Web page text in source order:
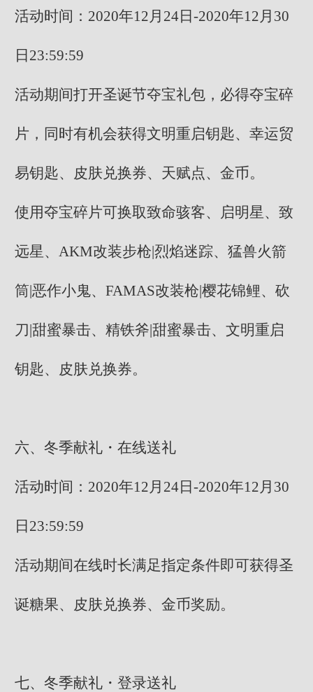
活动时间：2020年12月24日-2020年12月30
日23:59:59
活动期间打开圣诞节夺宝礼包，必得夺宝碎
片，同时有机会获得文明重启钥匙、幸运贸
易钥匙、皮肤兑换券、天赋点、金币。
使用夺宝碎片可换取致命骇客、启明星、致
远星、AKM改装步枪|烈焰迷踪、猛兽火箭
筒|恶作小鬼、FAMAS改装枪|樱花锦鲤、砍
刀|甜蜜暴击、精铁斧|甜蜜暴击、文明重启
钥匙、皮肤兑换券。
六、冬季献礼・在线送礼
活动时间：2020年12月24日-2020年12月30
日23:59:59
活动期间在线时长满足指定条件即可获得圣
诞糖果、皮肤兑换券、金币奖励。
七、冬季献礼・登录送礼